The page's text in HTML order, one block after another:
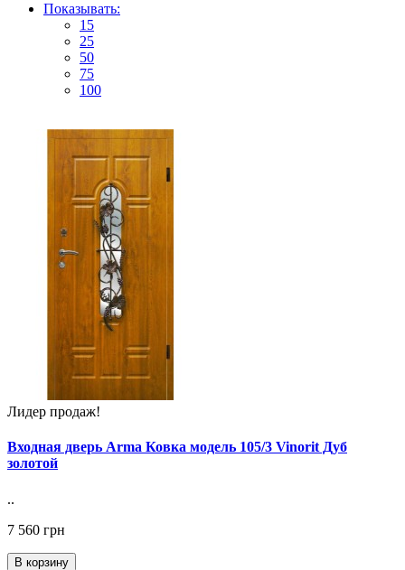
Показывать:
15
25
50
75
100
Лидер продаж!
Входная дверь Arma Ковка модель 105/3 Vinorit Дуб
золотой
..
7 560 грн
В корзину